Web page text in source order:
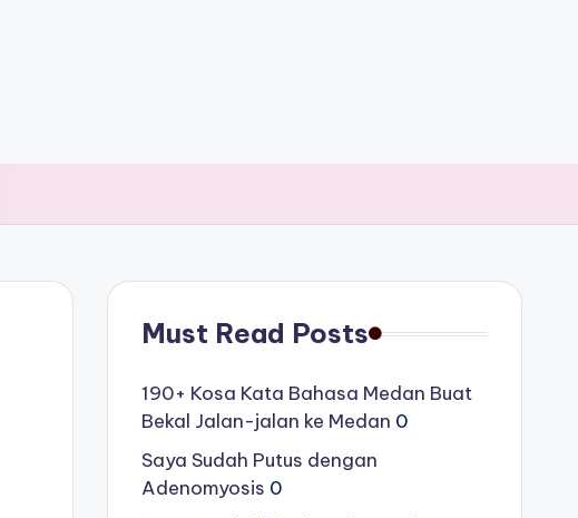
Must Read Posts
190+ Kosa Kata Bahasa Medan Buat
Bekal Jalan-jalan ke Medan 0
Saya Sudah Putus dengan
Adenomyosis 0